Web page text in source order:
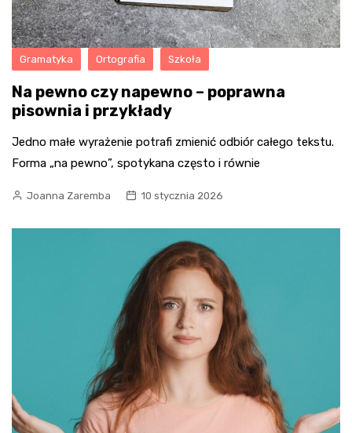
Gramatyka Ortografia Szkoła
Na pewno czy napewno – poprawna
pisownia i przykłady
Jedno małe wyrażenie potrafi zmienić odbiór całego tekstu.
Forma „na pewno”, spotykana często i równie
Joanna Zaremba 10 stycznia 2026